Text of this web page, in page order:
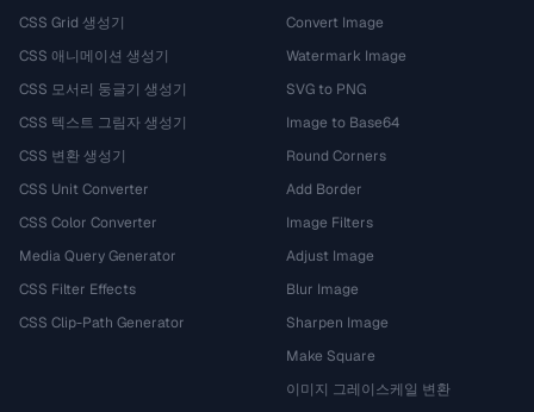
CSS Grid 생성기
CSS 애니메이션 생성기
CSS 모서리 둥글기 생성기
CSS 텍스트 그림자 생성기
CSS 변환 생성기
CSS Unit Converter
CSS Color Converter
Media Query Generator
CSS Filter Effects
CSS Clip-Path Generator
Convert Image
Watermark Image
SVG to PNG
Image to Base64
Round Corners
Add Border
Image Filters
Adjust Image
Blur Image
Sharpen Image
Make Square
이미지 그레이스케일 변환